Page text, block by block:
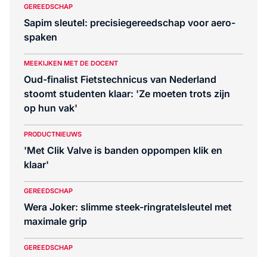
GEREEDSCHAP
Sapim sleutel: precisiegereedschap voor aero-
spaken
MEEKIJKEN MET DE DOCENT
Oud-finalist Fietstechnicus van Nederland
stoomt studenten klaar: 'Ze moeten trots zijn
op hun vak'
PRODUCTNIEUWS
'Met Clik Valve is banden oppompen klik en
klaar'
GEREEDSCHAP
Wera Joker: slimme steek-ringratelsleutel met
maximale grip
GEREEDSCHAP